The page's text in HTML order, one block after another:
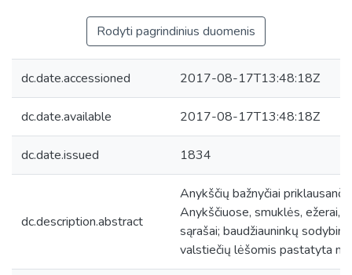
Rodyti pagrindinius duomenis
dc.date.accessioned 2017-08-17T13:48:18Z
dc.date.available 2017-08-17T13:48:18Z
dc.date.issued 1834
dc.description.abstract
Anykščių bažnyčiai
Anykščiuose, smuklės, ežerai,
sąrašai; baudžiauninkų
valstiečių lėšomis pastatyta